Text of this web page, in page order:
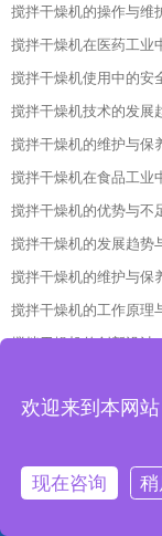
搅拌干燥机的操作与维
搅拌干燥机技术的发展
搅拌干燥机的维护与保
搅拌干燥机在食品工业
搅拌干燥机的优势与不
搅拌干燥机的发展趋势
搅拌干燥机的维护与保
欢迎来到本网
现在咨询